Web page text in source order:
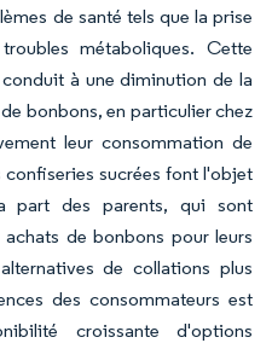
de santé tels que la prise
métaboliques. Cette
à une diminution de la
bonbons, en particulier chez
leur consommation de
sucrées font l'objet
part des parents, qui sont
de bonbons pour leurs
de collations plus
des consommateurs est
croissante d'options